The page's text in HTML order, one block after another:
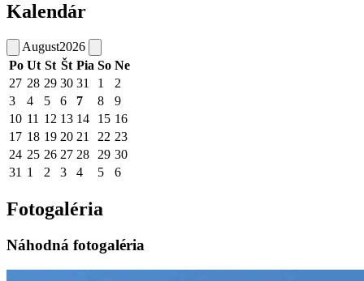
Kalendár
August2026
Po Ut St Št Pia So Ne
27 28 29 30 31 1
2
3
4 5 6 7 8
9
10 11 12 13 14 15 16
17 18 19 20 21 22 23
24 25 26 27 28 29 30
31 1 2 3 4 5 6
Fotogaléria
Náhodná fotogaléria